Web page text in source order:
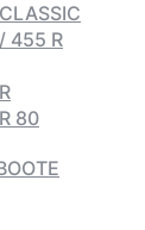
455 R
80